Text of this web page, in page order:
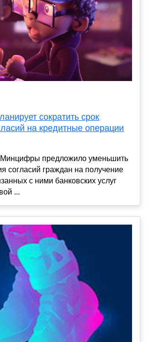
сократить срок
на кредитные операции
предложило уменьшить
согласий граждан на получение
с ними банковских услуг
...